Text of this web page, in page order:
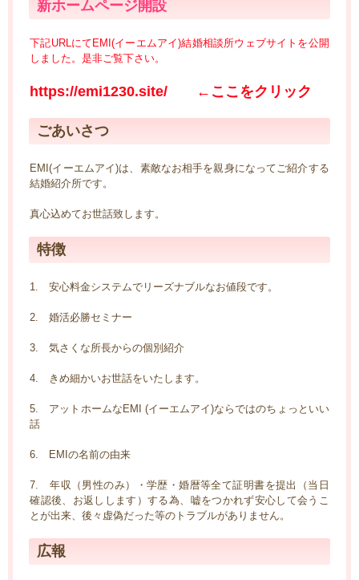
新ホームページ開設
下記URLにてEMI(イーエムアイ)結婚相談所ウェブサイトを公開
しました。是非ご覧下さい。
https://emi1230.site/ ←ここをクリック
ごあいさつ
EMI(イーエムアイ)は、素敵なお相手を親身になってご紹介する
結婚紹介所です。
真心込めてお世話致します。
特徴
1. 安心料金システムでリーズナブルなお値段です。
2. 婚活必勝セミナー
3. 気さくな所長からの個別紹介
4. きめ細かいお世話をいたします。
5. アットホームなEMI (イーエムアイ)ならではのちょっといい
話
6. EMIの名前の由来
7. 年収（男性のみ）・学歴・婚暦等全て証明書を提出（当日
確認後、お返しします）する為、嘘をつかれず安心して会うこ
とが出来、後々虚偽だった等のトラブルがありません。
広報